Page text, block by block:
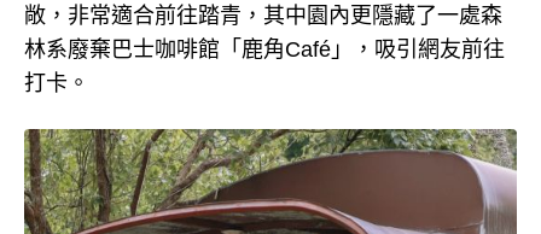
敞，非常適合前往踏青，其中園內更隱藏了一處森
林系廢棄巴士咖啡館「鹿角Café」，吸引網友前往
打卡。